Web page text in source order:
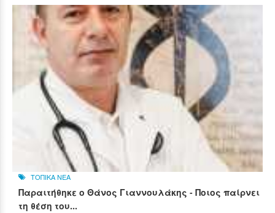
ΤΟΠΙΚΑ ΝΕΑ
Παραιτήθηκε ο Θάνος Γιαννουλάκης - Ποιος παίρνει
τη θέση του...